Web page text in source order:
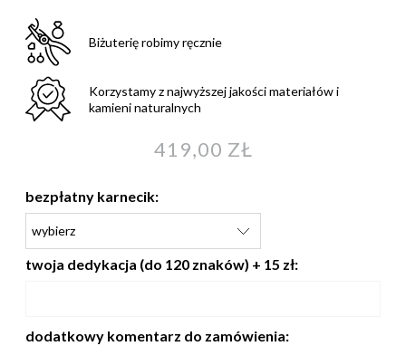
Biżuterię robimy ręcznie
Korzystamy z najwyższej jakości materiałów i
kamieni naturalnych
419,00 ZŁ
bezpłatny karnecik:
twoja dedykacja (do 120 znaków) + 15 zł:
dodatkowy komentarz do zamówienia: